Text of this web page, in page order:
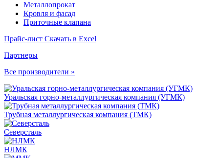
Металлопрокат
Кровля и фасад
Приточные клапана
Прайс-лист Скачать в Excel
Партнеры
Все производители »
Уральская горно-металлургическая компания (УГМК)
Трубная металлургическая компания (ТМК)
Северсталь
НЛМК